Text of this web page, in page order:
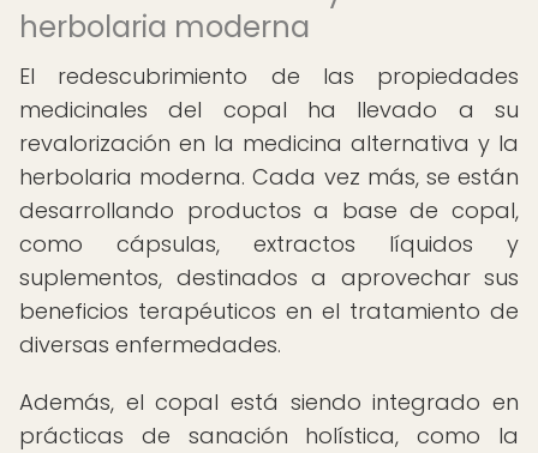
herbolaria moderna
El redescubrimiento de las propiedades
medicinales del copal ha llevado a su
revalorización en la medicina alternativa y la
herbolaria moderna. Cada vez más, se están
desarrollando productos a base de copal,
como cápsulas, extractos líquidos y
suplementos, destinados a aprovechar sus
beneficios terapéuticos en el tratamiento de
diversas enfermedades.
Además, el copal está siendo integrado en
prácticas de sanación holística, como la